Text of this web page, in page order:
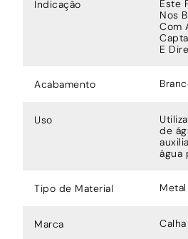
Indicação
Este
Nos
Com
E
Acabamento
Uso
de
água
Tipo de Material Metal
Marca